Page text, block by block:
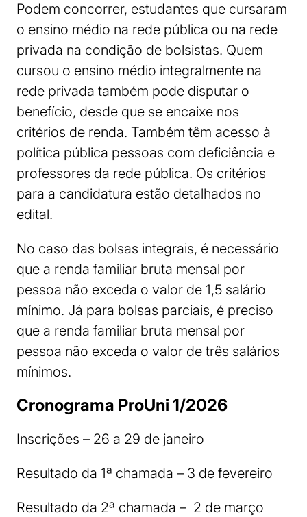
Podem concorrer, estudantes que cursaram
o ensino médio na rede pública ou na rede
privada na condição de bolsistas. Quem
cursou o ensino médio integralmente na
rede privada também pode disputar o
benefício, desde que se encaixe nos
critérios de renda. Também têm acesso à
política pública pessoas com deficiência e
professores da rede pública. Os critérios
para a candidatura estão detalhados no
edital.
No caso das bolsas integrais, é necessário
que a renda familiar bruta mensal por
pessoa não exceda o valor de 1,5 salário
mínimo. Já para bolsas parciais, é preciso
que a renda familiar bruta mensal por
pessoa não exceda o valor de três salários
mínimos.
Cronograma ProUni 1/2026
Inscrições – 26 a 29 de janeiro
Resultado da 1ª chamada – 3 de fevereiro
Resultado da 2ª chamada – 2 de março